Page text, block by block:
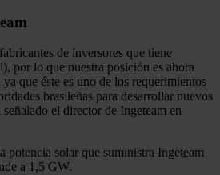
de inversores que tiene
por lo que nuestra posición es ahora
que éste es uno de los requerimientos
brasileñas para desarrollar nuevos
el director de Ingeteam en
potencia solar que suministra Ingeteam
a 1,5 GW.